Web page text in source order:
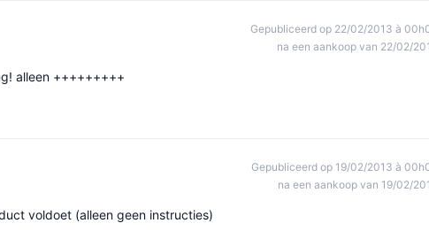
Gepubliceerd op 22/02/2013 à
na een aankoop van 22/02/
alleen +++++++++
Gepubliceerd op 19/02/2013 à
na een aankoop van 19/02/
voldoet (alleen geen instructies)